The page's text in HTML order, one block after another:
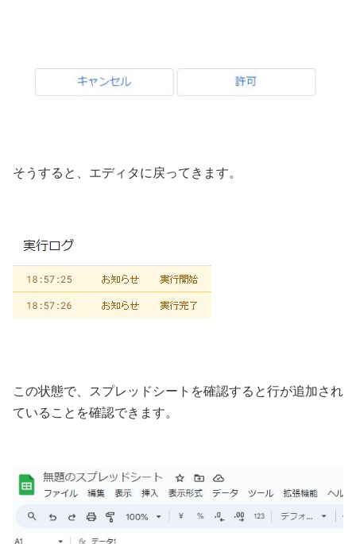
そうすると、エディタに戻ってきます。
この状態で、スプレッドシートを確認すると行が追加され
ていることを確認できます。